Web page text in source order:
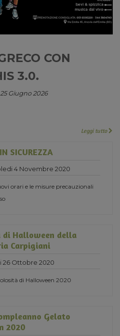
CON
3.0.
Giugno 2026
Leggi tutto
SICUREZZA
4 Novembre 2020
orari e le misure precauzionali
di Halloween della
Carpigiani
26 Ottobre 2020
di Halloween 2020
Gelato
2020